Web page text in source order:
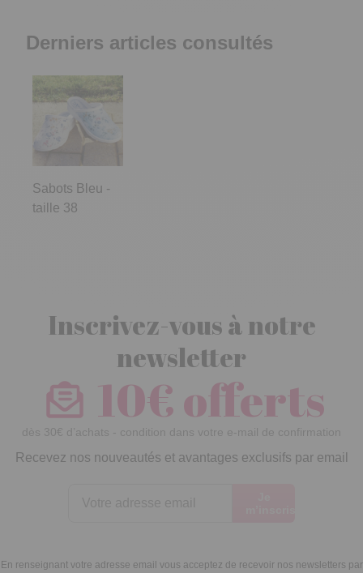
Derniers articles consultés
Sabots Bleu -
taille 38
Inscrivez-vous à notre
newsletter
10€ offerts
dès 30€ d’achats - condition dans votre e-mail de confirmation
Recevez nos nouveautés et avantages exclusifs par email
En renseignant votre adresse email vous acceptez de recevoir nos newsletters par